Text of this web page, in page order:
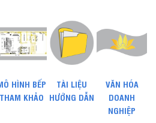
HÌNH BẾP
THAM KHẢO
TÀI LIỆU
HƯỚNG DẪN
VĂN HÓA
DOANH
NGHIỆP